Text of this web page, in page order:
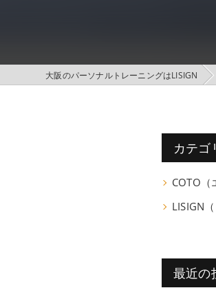
大阪のパーソナルトレーニングはLISIGN
カテゴ
COTO（
LISIGN
最近の